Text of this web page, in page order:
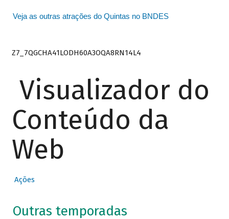
Veja as outras atrações do Quintas no BNDES
Z7_7QGCHA41LODH60A3OQA8RN14L4
Visualizador do
Conteúdo da
Web
Ações
Outras temporadas